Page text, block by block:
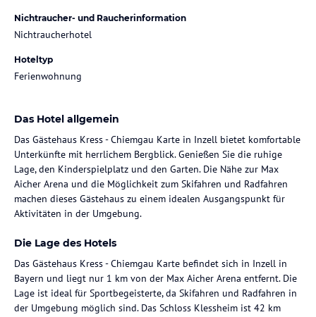
Nichtraucher- und Raucherinformation
Nichtraucherhotel
Hoteltyp
Ferienwohnung
Das Hotel allgemein
Das Gästehaus Kress - Chiemgau Karte in Inzell bietet komfortable
Unterkünfte mit herrlichem Bergblick. Genießen Sie die ruhige
Lage, den Kinderspielplatz und den Garten. Die Nähe zur Max
Aicher Arena und die Möglichkeit zum Skifahren und Radfahren
machen dieses Gästehaus zu einem idealen Ausgangspunkt für
Aktivitäten in der Umgebung.
Die Lage des Hotels
Das Gästehaus Kress - Chiemgau Karte befindet sich in Inzell in
Bayern und liegt nur 1 km von der Max Aicher Arena entfernt. Die
Lage ist ideal für Sportbegeisterte, da Skifahren und Radfahren in
der Umgebung möglich sind. Das Schloss Klessheim ist 42 km